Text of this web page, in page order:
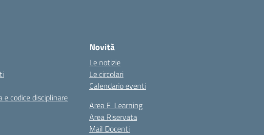
e codice disciplinare
Novità
Le notizie
Le circolari
Calendario eventi
Area E-Learning
Area Riservata
Mail Docenti